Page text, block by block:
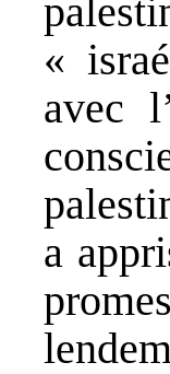
«
avec
a